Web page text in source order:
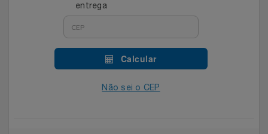
Eletrodomésticos
Eletroportáteis
entrega
Calcular
Não sei o CEP